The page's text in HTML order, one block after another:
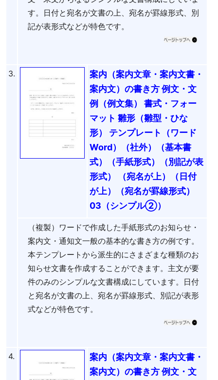
す。日付と宛名が文書の上、宛名が罫線形式、別
記が表形式などが特色です。
3.
案内（案内文章・案内文書・
案内文）の書き方 例文・文
例（例文集） 書式・フォー
マット 雛形（雛型・ひな
形） テンプレート（ワード
Word）（社外）（基本書
式）（手紙形式）（別記が表
形式） （宛名が上）（日付
が上）（宛名が罫線形式）
03（シンプル②）
（複製）ワードで作成した手紙形式のお知らせ・
案内文・通知文一般の基本的な書き方の例です。
本テンプレートから派生的にさまざまな種類のお
知らせ文書を作成することができます。主文が要
件のみのシンプルな文書構成にしています。日付
と宛名が文書の上、宛名が罫線形式、別記が表形
式などが特色です。
4.
案内（案内文章・案内文書・
案内文）の書き方 例文・文